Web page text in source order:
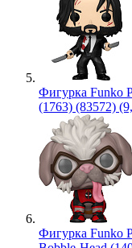
Фигурка Funko
(1763) (83572)
Фигурка Funko